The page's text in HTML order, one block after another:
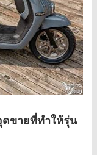
ขายที่ทำให้รุ่น